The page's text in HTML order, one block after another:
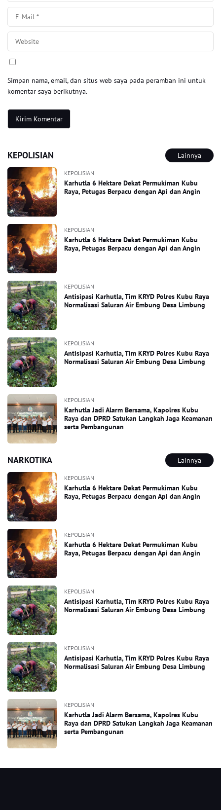
Simpan nama, email, dan situs web saya pada peramban ini untuk
komentar saya berikutnya.
KEPOLISIAN Lainnya
KEPOLISIAN
Karhutla 6 Hektare Dekat Permukiman Kubu
Raya, Petugas Berpacu dengan Api dan Angin
KEPOLISIAN
Karhutla 6 Hektare Dekat Permukiman Kubu
Raya, Petugas Berpacu dengan Api dan Angin
KEPOLISIAN
Antisipasi Karhutla, Tim KRYD Polres Kubu Raya
Normalisasi Saluran Air Embung Desa Limbung
KEPOLISIAN
Antisipasi Karhutla, Tim KRYD Polres Kubu Raya
Normalisasi Saluran Air Embung Desa Limbung
KEPOLISIAN
Karhutla Jadi Alarm Bersama, Kapolres Kubu
Raya dan DPRD Satukan Langkah Jaga Keamanan
serta Pembangunan
NARKOTIKA Lainnya
KEPOLISIAN
Karhutla 6 Hektare Dekat Permukiman Kubu
Raya, Petugas Berpacu dengan Api dan Angin
KEPOLISIAN
Karhutla 6 Hektare Dekat Permukiman Kubu
Raya, Petugas Berpacu dengan Api dan Angin
KEPOLISIAN
Antisipasi Karhutla, Tim KRYD Polres Kubu Raya
Normalisasi Saluran Air Embung Desa Limbung
KEPOLISIAN
Antisipasi Karhutla, Tim KRYD Polres Kubu Raya
Normalisasi Saluran Air Embung Desa Limbung
KEPOLISIAN
Karhutla Jadi Alarm Bersama, Kapolres Kubu
Raya dan DPRD Satukan Langkah Jaga Keamanan
serta Pembangunan